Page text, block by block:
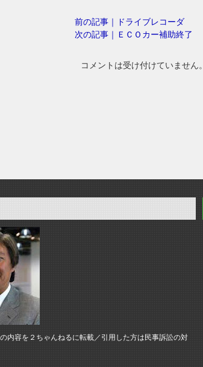
前の記事｜ドライブレコーダ
次の記事｜ＥＣＯカー補助終了
コメントは受け付けていません。
内容を２ちゃんねるに転載／引用した方は民事訴訟の対